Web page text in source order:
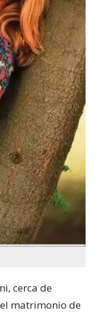
cerca de
matrimonio de